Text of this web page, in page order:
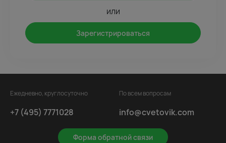
или
Зарегистрироваться
Ежедневно, круглосуточно
+7 (495) 7771028
Форма обратной связи
По всем вопросам
info@cvetovik.com